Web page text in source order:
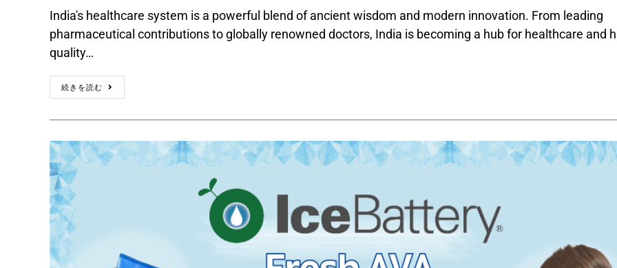
India's healthcare system is a powerful blend of ancient wisdom and modern innovation. From leading
pharmaceutical contributions to globally renowned doctors, India is becoming a hub for healthcare and
quality…
続きを読む